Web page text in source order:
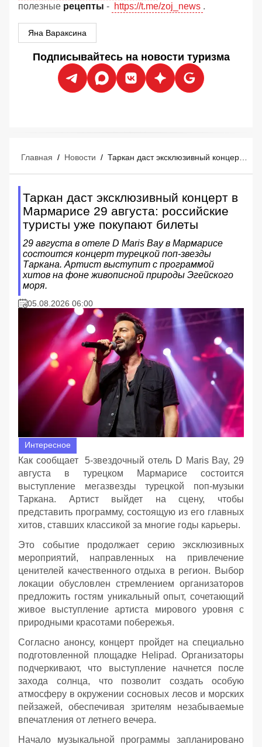
полезные рецепты - https://t.me/zoj_news .
Яна Вараксина
Подписывайтесь на новости туризма
Главная / Новости /
Таркан даст эксклюзивный концерт в
Мармарисе 29 августа: российские
туристы уже покупают билеты
29 августа в отеле D Maris Bay в Мармарисе
состоится концерт турецкой поп-звезды
Таркана. Артист выступит с программой
хитов на фоне живописной природы Эгейского
моря.
05.08.2026 06:00
Интересное
Как сообщает 5-звездочный отель D Maris Bay, 29
августа в турецком Мармарисе состоится
выступление мегазвезды турецкой поп-музыки
Таркана. Артист выйдет на сцену, чтобы
представить программу, состоящую из его главных
хитов, ставших классикой за многие годы карьеры.
Это событие продолжает серию эксклюзивных
мероприятий, направленных на привлечение
ценителей качественного отдыха в регион. Выбор
локации обусловлен стремлением организаторов
предложить гостям уникальный опыт, сочетающий
живое выступление артиста мирового уровня с
природными красотами побережья.
Согласно анонсу, концерт пройдет на специально
подготовленной площадке Helipad. Организаторы
подчеркивают, что выступление начнется после
захода солнца, что позволит создать особую
атмосферу в окружении сосновых лесов и морских
пейзажей, обеспечивая зрителям незабываемые
впечатления от летнего вечера.
Начало музыкальной программы запланировано